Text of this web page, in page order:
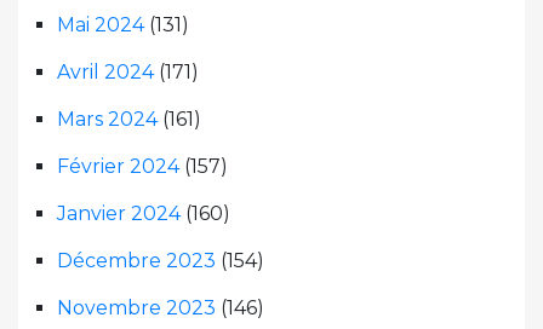
Mai 2024(131)
Avril 2024(171)
Mars 2024(161)
Février 2024(157)
Janvier 2024(160)
Décembre 2023 (154)
Novembre 2023 (146)